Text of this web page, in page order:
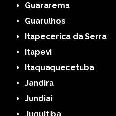
Guararema
Guarulhos
Itapecerica da Serra
Itapevi
Itaquaquecetuba
Jandira
Jundiaí
Juquitiba